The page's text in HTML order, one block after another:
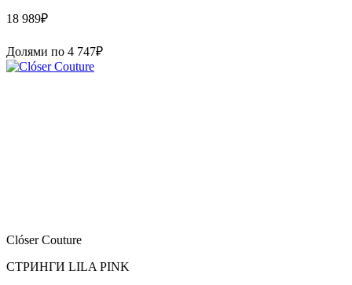
18 989₽
Долями по 4 747₽
Clóser Couture
СТРИНГИ LILA PINK